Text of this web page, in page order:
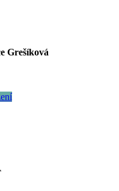
Grešíková